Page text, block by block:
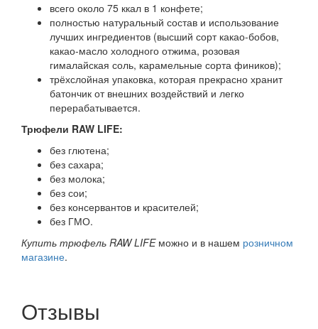
всего около 75 ккал в 1 конфете;
полностью натуральный состав и использование
лучших ингредиентов (высший сорт какао-бобов,
какао-масло холодного отжима, розовая
гималайская соль, карамельные сорта фиников);
трёхслойная упаковка, которая прекрасно хранит
батончик от внешних воздействий и легко
перерабатывается.
Трюфели RAW LIFE:
без глютена;
без сахара;
без молока;
без сои;
без консервантов и красителей;
без ГМО.
Купить трюфель RAW LIFEможно и в нашем розничном
магазине.
Отзывы